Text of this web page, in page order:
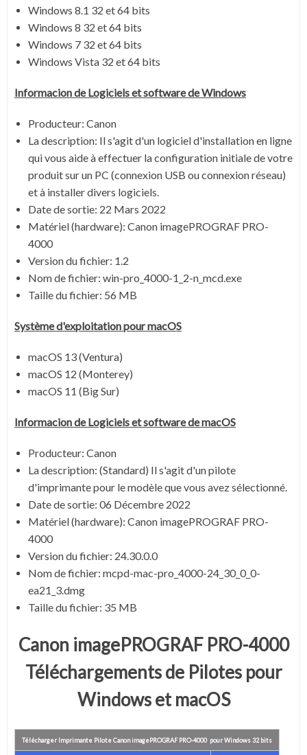
Windows 8.1 32 et 64 bits
Windows 8 32 et 64 bits
Windows 7 32 et 64 bits
Windows Vista 32 et 64 bits
Informacion de Logiciels et software de Windows
Producteur: Canon
La description: Il s'agit d'un logiciel d'installation en ligne
qui vous aide à effectuer la configuration initiale de votre
produit sur un PC (connexion USB ou connexion réseau)
et à installer divers logiciels.
Date de sortie: 22 Mars 2022
Matériel (hardware): Canon imagePROGRAF PRO-
4000
Version du fichier: 1.2
Nom de fichier: win-pro_4000-1_2-n_mcd.exe
Taille du fichier: 56 MB
Systèmed'exploitation pour macOS
macOS 13 (Ventura)
macOS 12 (Monterey)
macOS 11 (Big Sur)
Informacion de Logiciels et software de macOS
Producteur: Canon
La description: (Standard) Il s'agit d'un pilote
d'imprimante pour le modèle que vous avez sélectionné.
Date de sortie: 06 Décembre 2022
Matériel (hardware): Canon imagePROGRAF PRO-
4000
Version du fichier: 24.30.0.0
Nom de fichier: mcpd-mac-pro_4000-24_30_0_0-
ea21_3.dmg
Taille du fichier: 35 MB
Canon imagePROGRAF PRO-4000
Téléchargements de Pilotes pour
Windows et macOS
Télécharger Imprimante Pilote Canon imagePROGRAF PRO-4000 pour Windows 32 bits